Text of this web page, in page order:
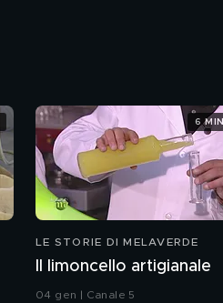
LE STORIE DI MELAVERDE
Il limoncello artigianale
04 gen | Canale 5
6 MIN